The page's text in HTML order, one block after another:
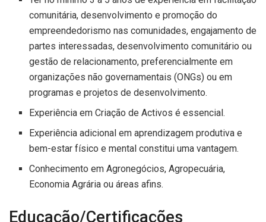
comunitária, desenvolvimento e promoção do
empreendedorismo nas comunidades, engajamento de
partes interessadas, desenvolvimento comunitário ou
gestão de relacionamento, preferencialmente em
organizações não governamentais (ONGs) ou em
programas e projetos de desenvolvimento.
Experiência em Criação de Activos é essencial.
Experiência adicional em aprendizagem produtiva e
bem-estar físico e mental constitui uma vantagem.
Conhecimento em Agronegócios, Agropecuária,
Economia Agrária ou áreas afins.
Educação/Certificações